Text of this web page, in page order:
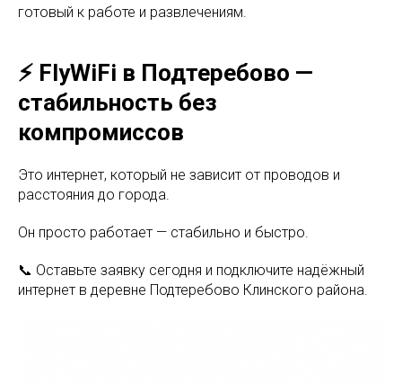
готовый к работе и развлечениям.
⚡ FlyWiFi в Подтеребово —
стабильность без
компромиссов
Это интернет, который не зависит от проводов и
расстояния до города.
Он просто работает — стабильно и быстро.
📞 Оставьте заявку сегодня и подключите надёжный
интернет в деревне Подтеребово Клинского района.